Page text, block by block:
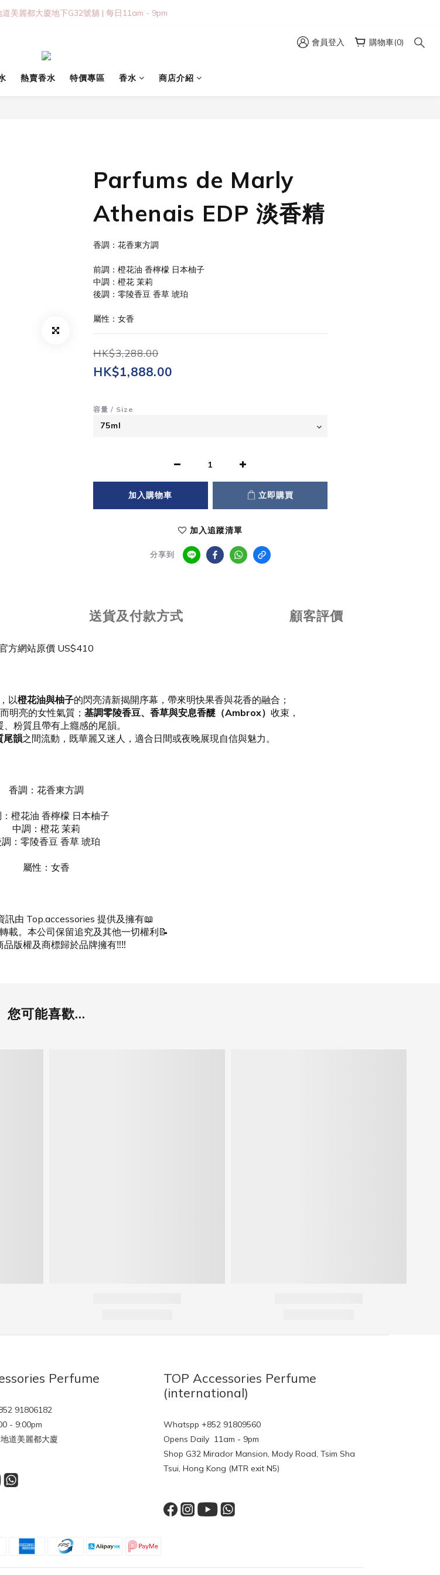
美麗都大廈地下G32號舖 | 每日11am - 9pm
會員登入 購物車(0)
熱賣香水 特價專區 香水 商店介紹
Parfums de Marly
Athenais EDP 淡香精
香調：花香東方調
前調：橙花油 香檸檬 日本柚子
中調：橙花 茉莉
後調：零陵香豆 香草 琥珀
屬性：女香
HK$3,288.00
HK$1,888.00
容量 / Size
加入購物車 立即購買
加入追蹤清單
分享到
送貨及付款方式 顧客評價
方網站原價 US$410
，以橙花油與柚子的閃亮清新揭開序幕，帶來明快果香與花香的融合；
明亮的女性氣質； 基調零陵香豆、香草與安息香醚（Ambrox） 收束，
、粉質且帶有上癮感的尾韻。
尾韻之間流動，既華麗又迷人，適合日間或夜晚展現自信與魅力。
香調：花香東方調
橙花油 香檸檬 日本柚子
中調：橙花 茉莉
：零陵香豆 香草 琥珀
屬性：女香
訊由 Top.accessories 提供及擁有📖
載。本公司保留追究及其他一切權利📝
品版權及商標歸於品牌擁有‼️‼️
您可能喜歡...
Perfume
91806182
- 9:00pm
道美麗都大廈
TOP Accessories Perfume
(international)
Whatspp +852 91809560
Opens Daily 11am - 9pm
Shop G32 Mirador Mansion, Mody Road, Tsim Sha
Tsui, Hong Kong (MTR exit N5)